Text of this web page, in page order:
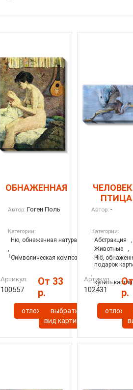
ОБНАЖЕННАЯ
Автор: Гоген Поль
Категории:
Ню, обнаженная натура
,
Символическая композиция
Тэги:
Артикул:
100557
От 33
р.
отложитьвыбрать
вид картины
ПТИЦА
Автор: -
Категории:
Абстракция
,
Животные
,
Ню,
Тэги:
подарок
,
купить
, ...
Артикул:
102431
р.